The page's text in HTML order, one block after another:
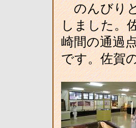
のんびりと
しました。
崎間の通過
です。佐賀